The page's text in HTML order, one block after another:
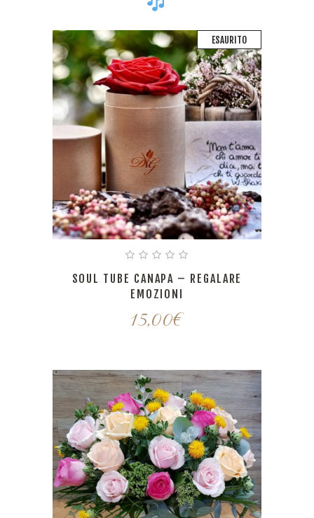
ESAURITO
SOUL TUBE CANAPA – REGALARE
EMOZIONI
15,00€